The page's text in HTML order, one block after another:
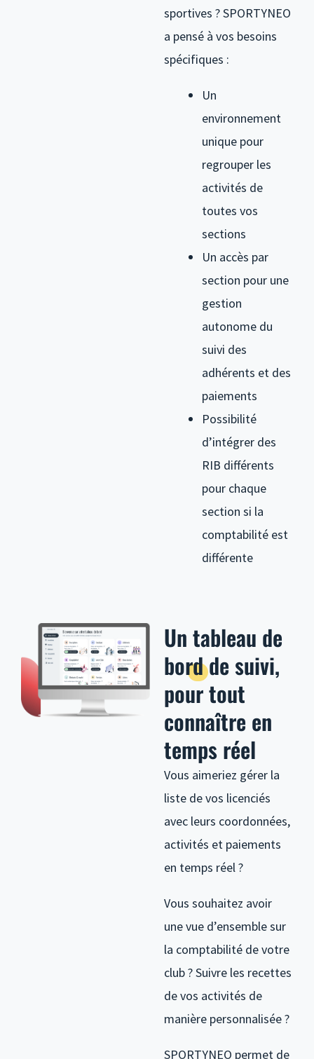
sportives ? SPORTYNEO
a pensé à vos besoins
spécifiques :
Un
environnement
unique pour
regrouper les
activités de
toutes vos
sections
Un accès par
section pour une
gestion
autonome du
suivi des
adhérents et des
paiements
Possibilité
d’intégrer des
RIB différents
pour chaque
section si la
comptabilité est
différente
Untableau de
bordde suivi,
pour tout
connaître en
temps réel
Vous aimeriez gérer la
liste de vos licenciés
avec leurs coordonnées,
activités et paiements
en temps réel ?
Vous souhaitez avoir
une vue d’ensemble sur
la comptabilité de votre
club ? Suivre les recettes
de vos activités de
manière personnalisée ?
SPORTYNEO permet de